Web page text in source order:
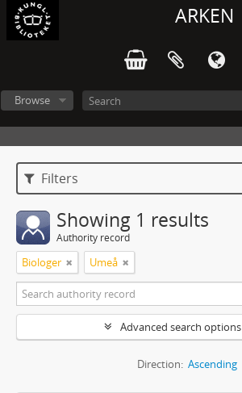
ARKEN
Browse
Filters
Showing 1 results
Authority record
Biologer Umeå
Advanced search options
Direction: Ascending